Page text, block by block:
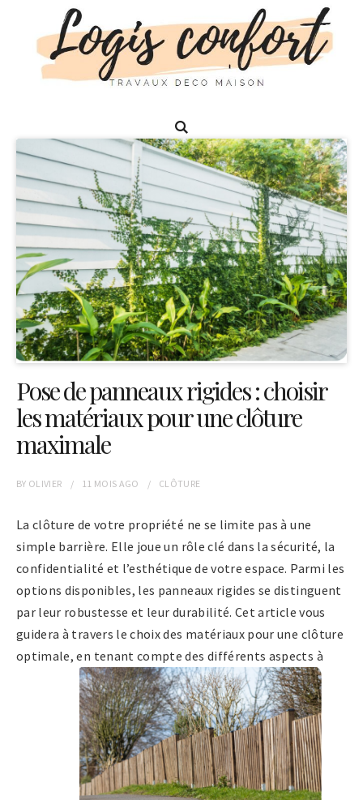
Pose de panneaux rigides : choisir
les matériaux pour une clôture
maximale
BY OLIVIER 11 MOIS AGO CLÔTURE
La clôture de votre propriété ne se limite pas à une
simple barrière. Elle joue un rôle clé dans la sécurité, la
confidentialité et l’esthétique de votre espace. Parmi les
options disponibles, les panneaux rigides se distinguent
par leur robustesse et leur durabilité. Cet article vous
guidera à travers le choix des matériaux pour une clôture
optimale, en tenant compte des différents aspects à